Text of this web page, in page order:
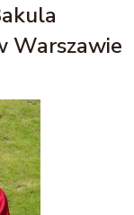
Warszawie